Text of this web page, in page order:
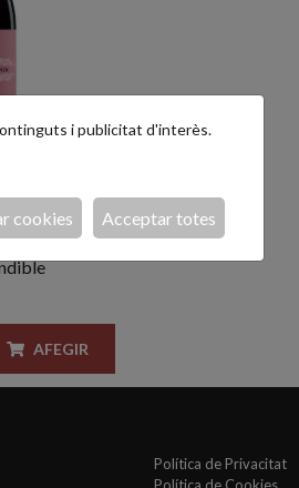
75cl.
AFEGIR
Política de Privacitat
i publicitat d'interès.
Acceptar totes
cookies